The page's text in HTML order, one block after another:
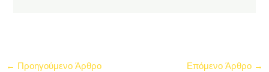
← Προηγούμενο Άρθρο Επόμενο Άρθρο →